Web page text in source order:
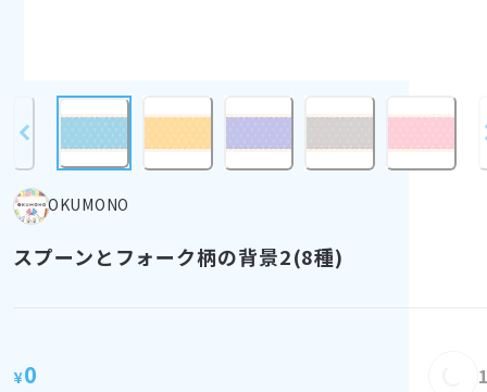
OKUMONO
スプーンとフォーク柄の背景2(8種)
¥0